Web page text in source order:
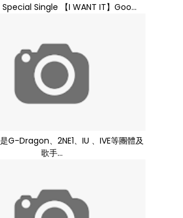
Special Single 【I WANT IT】Goo...
G-Dragon、2NE1、IU 、IVE等團體及
歌手...